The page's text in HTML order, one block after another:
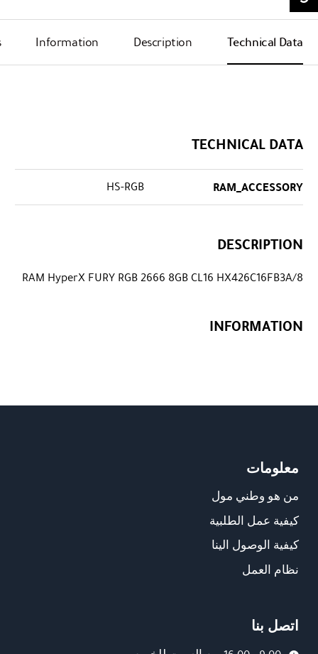
Technical Data
Description
Information
TECHNICAL DATA
RAM_ACCESSORY
HS-RGB
DESCRIPTION
RAM HyperX FURY RGB 2666 8GB CL16 HX426C16FB3A/8
INFORMATION
معلومات
من هو وطني مول
كيفية عمل الطلبية
كيفية الوصول الينا
نظام العمل
اتصل بنا